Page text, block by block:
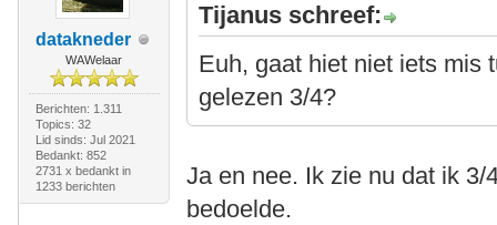
datakneder
WAWelaar
Berichten: 1.311
Topics: 32
Lid sinds: Jul 2021
Bedankt: 852
2731 x bedankt in
1233 berichten
Tijanus schreef:
Euh, gaat hiet niet iets mis
gelezen 3/4?
Ja en nee. Ik zie nu dat ik
bedoelde.